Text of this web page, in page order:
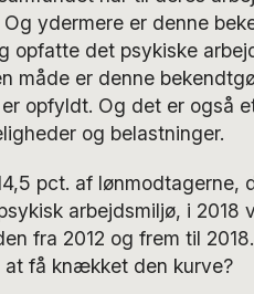
ydermere er denne
opfatte det psykiske
måde er denne
opfyldt. Og det er også
og belastninger.
pct. af
arbejdsmiljø, i 2018
fra 2012 og frem til
at få knækket den kurve?